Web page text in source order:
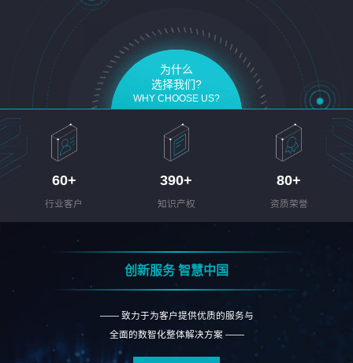
为什么
选择我们?
WHY CHOOSE US?
60+
行业客户
390+
知识产权
80+
资质荣誉
创新服务 智慧中国
—— 致力于为客户提供优质的服务与
全面的数智化整体解决方案 ——